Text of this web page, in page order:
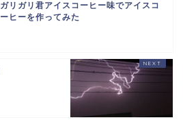
ガリガリ君アイスコーヒー味でアイスコ
ーヒーを作ってみた